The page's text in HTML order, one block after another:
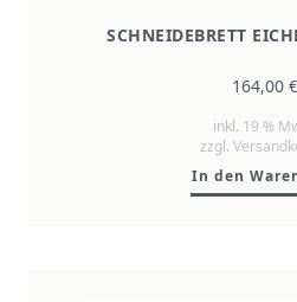
SCHNEIDEBRETT
164,00 €
inkl. 19 %
zzgl.
In den